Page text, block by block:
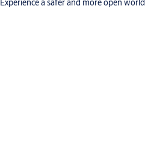
Experience a safer and more open world